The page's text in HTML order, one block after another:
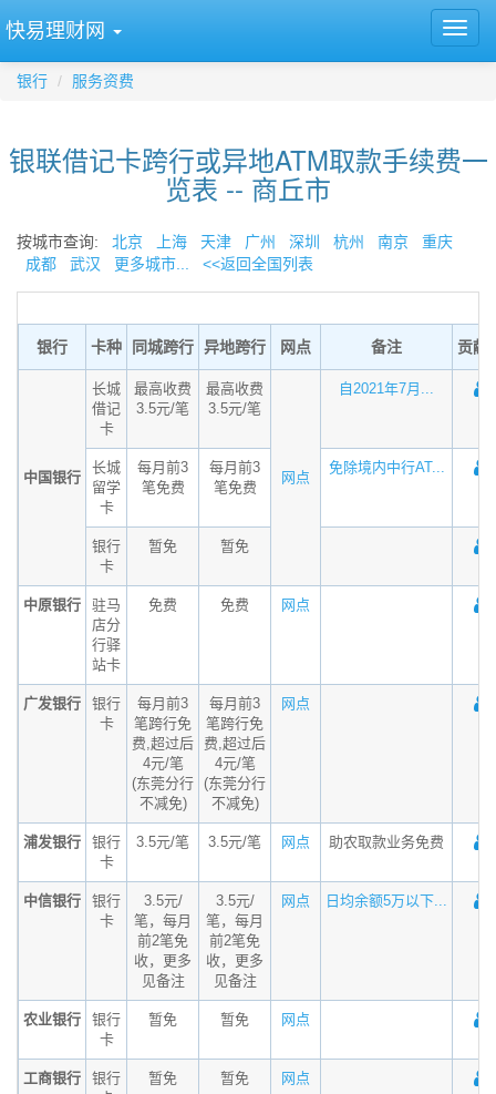
快易理财网
银行 服务资费
银联借记卡跨行或异地ATM取款手续费一
览表 -- 商丘市
按城市查询: 北京 上海 天津 广州 深圳 杭州 南京
重庆
成都
武汉 更多城市... <<返回全国列表
银行 卡种 同城跨行 异地跨行 网点 备注 贡献
中国银行
长城
借记
卡
最高收费
3.5元/笔
最高收费
3.5元/笔
网点
自2021年7月...
长城
留学
卡
每月前3
笔免费
每月前3
笔免费
免除境内中行AT...
银行
卡
暂免 暂免
中原银行
驻马
店分
行驿
站卡
免费 免费 网点
广发银行
银行
卡
每月前3
笔跨行免
费,超过后
4元/笔
(东莞分行
不减免)
每月前3
笔跨行免
费,超过后
4元/笔
(东莞分行
不减免)
网点
浦发银行
银行
卡
3.5元/笔 3.5元/笔 网点 助农取款业务免费
中信银行
银行
卡
3.5元/
笔，每月
前2笔免
收，更多
见备注
3.5元/
笔，每月
前2笔免
收，更多
见备注
网点 日均余额5万以下...
农业银行
银行
卡
暂免 暂免 网点
工商银行
银行
暂免 暂免 网点